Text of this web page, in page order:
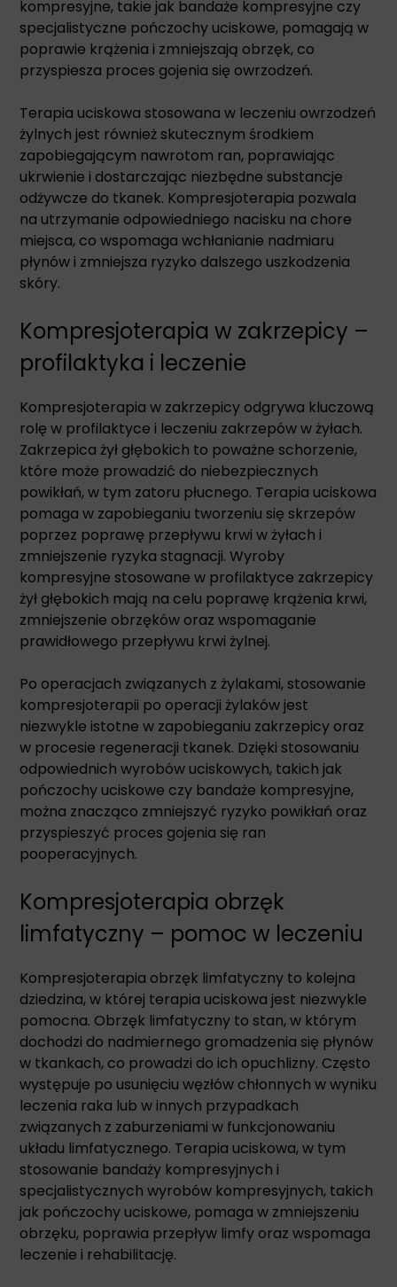
kompresyjne, takie jak bandaże kompresyjne czy
specjalistyczne pończochy uciskowe, pomagają w
poprawie krążenia i zmniejszają obrzęk, co
przyspiesza proces gojenia się owrzodzeń.
Terapia uciskowa stosowana w leczeniu owrzodzeń
żylnych jest również skutecznym środkiem
zapobiegającym nawrotom ran, poprawiając
ukrwienie i dostarczając niezbędne substancje
odżywcze do tkanek. Kompresjoterapia pozwala
na utrzymanie odpowiedniego nacisku na chore
miejsca, co wspomaga wchłanianie nadmiaru
płynów i zmniejsza ryzyko dalszego uszkodzenia
skóry.
Kompresjoterapia w zakrzepicy –
profilaktyka i leczenie
Kompresjoterapia w zakrzepicy odgrywa kluczową
rolę w profilaktyce i leczeniu zakrzepów w żyłach.
Zakrzepica żył głębokich to poważne schorzenie,
które może prowadzić do niebezpiecznych
powikłań, w tym zatoru płucnego. Terapia uciskowa
pomaga w zapobieganiu tworzeniu się skrzepów
poprzez poprawę przepływu krwi w żyłach i
zmniejszenie ryzyka stagnacji. Wyroby
kompresyjne stosowane w profilaktyce zakrzepicy
żył głębokich mają na celu poprawę krążenia krwi,
zmniejszenie obrzęków oraz wspomaganie
prawidłowego przepływu krwi żylnej.
Po operacjach związanych z żylakami, stosowanie
kompresjoterapii po operacji żylaków jest
niezwykle istotne w zapobieganiu zakrzepicy oraz
w procesie regeneracji tkanek. Dzięki stosowaniu
odpowiednich wyrobów uciskowych, takich jak
pończochy uciskowe czy bandaże kompresyjne,
można znacząco zmniejszyć ryzyko powikłań oraz
przyspieszyć proces gojenia się ran
pooperacyjnych.
Kompresjoterapia obrzęk
limfatyczny – pomoc w leczeniu
Kompresjoterapia obrzęk limfatyczny to kolejna
dziedzina, w której terapia uciskowa jest niezwykle
pomocna. Obrzęk limfatyczny to stan, w którym
dochodzi do nadmiernego gromadzenia się płynów
w tkankach, co prowadzi do ich opuchlizny. Często
występuje po usunięciu węzłów chłonnych w wyniku
leczenia raka lub w innych przypadkach
związanych z zaburzeniami w funkcjonowaniu
układu limfatycznego. Terapia uciskowa, w tym
stosowanie bandaży kompresyjnych i
specjalistycznych wyrobów kompresyjnych, takich
jak pończochy uciskowe, pomaga w zmniejszeniu
obrzęku, poprawia przepływ limfy oraz wspomaga
leczenie i rehabilitację.